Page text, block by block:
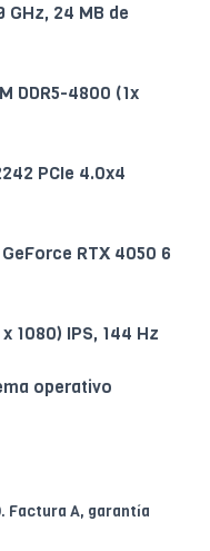
GHz, 24 MB de
DDR5-4800 (1x
PCIe 4.0x4
RTX 4050 6
1080) IPS, 144 Hz
operativo
Factura A, garantía